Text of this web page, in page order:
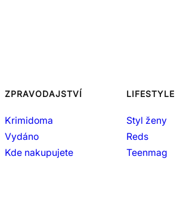
ZPRAVODAJSTVÍ
Krimidoma
Vydáno
Kde nakupujete
LIFESTYLE
Styl ženy
Reds
Teenmag